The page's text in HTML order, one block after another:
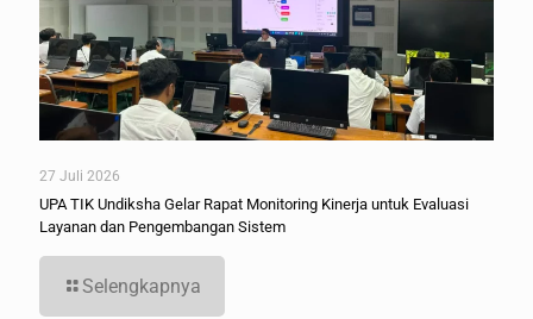
27 Juli 2026
UPA TIK Undiksha Gelar Rapat Monitoring Kinerja untuk Evaluasi
Layanan dan Pengembangan Sistem
Selengkapnya